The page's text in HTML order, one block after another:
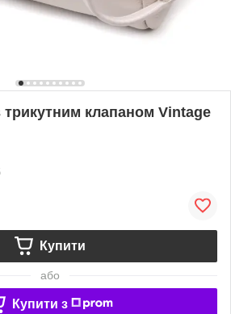
трикутним клапаном Vintage
Купити
або
Купити з